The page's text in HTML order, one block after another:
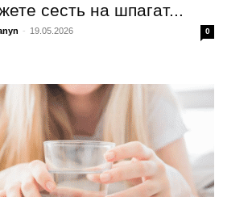
сесть на шпагат...
- 19.05.2026 0